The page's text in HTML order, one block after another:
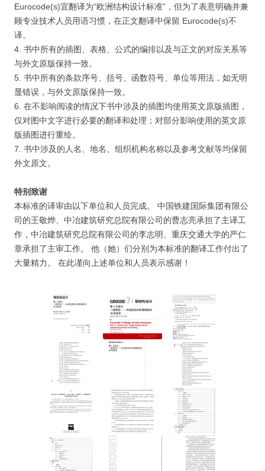
Eurocode(s)宜翻译为“欧洲结构设计标准”，但为了表意明确并兼
顾专业技术人员用语习惯，在正文翻译中保留 Eurocode(s)不
译。
4. 书中所有的插图、表格、公式的编排以及与正文的对应关系等
与外文原版保持一致。
5. 书中所有的条款序号、括号、函数符号、单位等用法，如无明
显错误，与外文原版保持一致。
6. 在不影响阅读的情况下书中涉及的插图均使用英文原版插图，
仅对图中文字进行必要的翻译和处理；对部分影响使用的英文原
版插图进行重绘。
7. 书中涉及的人名、地名、组织机构名称以及参考文献等均保留
外文原文。
特别致谢
本标准的译审由以下单位和人员完成。 中国铁建国际集团有限公
司的王敬烨、中冶建筑研究总院有限公司的曹志亮承担了主译工
作，中冶建筑研究总院有限公司的李志明、重庆交通大学的严仁
章承担了主审工作。 他（她）们分别为本标准的翻译工作付出了
大量精力。 在此谨向上述单位和人员表示感谢！